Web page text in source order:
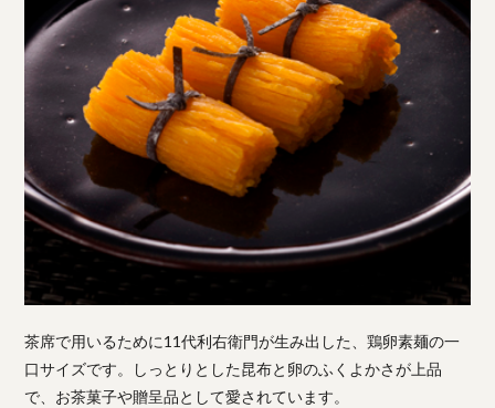
茶席で用いるために11代利右衛門が生み出した、鶏卵素麺の一
口サイズです。しっとりとした昆布と卵のふくよかさが上品
で、お茶菓子や贈呈品として愛されています。